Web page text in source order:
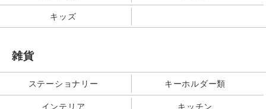
キッズ
雑貨
ステーショナリー キーホルダー類
インテリア キッチン